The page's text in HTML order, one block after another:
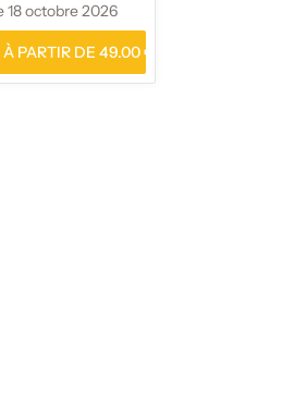
18 octobre 2026
PARTIR DE 49.00 €